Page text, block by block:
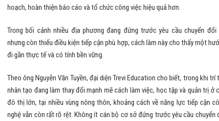
hoạch, hoàn thiện báo cáo và tổ chức công việc hiệu quả hơn.
Trong bối cảnh nhiều địa phương đang đứng trước yêu cầu chuyển đổi
nhưng còn thiếu điều kiện tiếp cận phù hợp, cách làm này cho thấy một
đi gần thực tế và có tính bền vững.
Theo ông Nguyễn Văn Tuyền, đại diện Trevi Education cho biết, trong khi trí
nhân tạo đang làm thay đổi mạnh mẽ cách làm việc, học tập và quản trị ở
đô thị lớn, tại nhiều vùng nông thôn, khoảng cách về năng lực tiếp cận
nghệ vẫn còn rất rõ rệt. Không ít cán bộ cơ sở đứng trước yêu cầu chuyển